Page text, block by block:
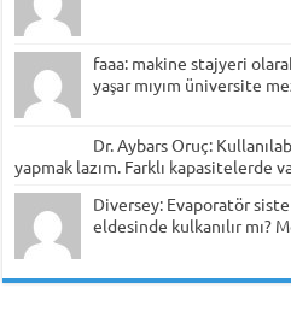
faaa: makine stajyeri
yaşar mıyım üniversite
Dr. Aybars Oruç:
yapmak lazım. Farklı kapasitelerde
Diversey: Evaporatör
eldesinde kulkanılır mı?